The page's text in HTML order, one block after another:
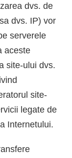
dvs. de
dvs. IP) vor
serverele
aceste
site-ului dvs.
site-
legate de
Internetului.